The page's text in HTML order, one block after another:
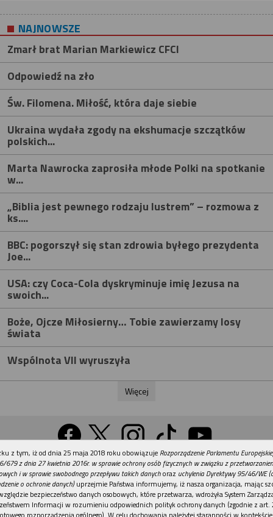
NAJNOWSZE
Zmarł brat Marian Markiewicz CFCI
Odpowiedź na zło
Św. Filomena. Miłość, która daje siebie
Ukraina wydała zgody na ekshumacje szczątków
polskich...
Marta Nawrocka zaprosiła młode Polki na spotkanie
w...
„Biblia jest pewnego rodzaju lustrem” – rozmowa z
ks....
BBC: pogorszył się stan zdrowia byłego prezydenta
Joe...
USA: czy Coca-Cola dyskryminuje imię Jezusa na
swoich...
Boże, Ojcze Miłosierny… Tobie zawierzamy losy
świata
Wspólnota VII wyruszyła
Więcej
Wersja na komputer
Działy Tematy Kontakt Reklama
Patronaty
REKLAMA
z tym, iż od dnia 25 maja 2018 roku obowiązuje Rozporządzenie Parlamentu
679 z dnia 27 kwietnia 2016r. w sprawie ochrony osób fizycznych w związku z
i w sprawie swobodnego przepływu takich danychoraz uchylenia Dyrektywy 95/46/WE
o ochronie danych)uprzejmie Państwa informujemy, iż nasza organizacja, mając
bezpieczeństwo danych osobowych, które przetwarza, wdrożyła System
Informacji w rozumieniu odpowiednich polityk ochrony danych (zgodnie z art.
rozporządzenia ogólnego). W celu dochowania należytej staranności w